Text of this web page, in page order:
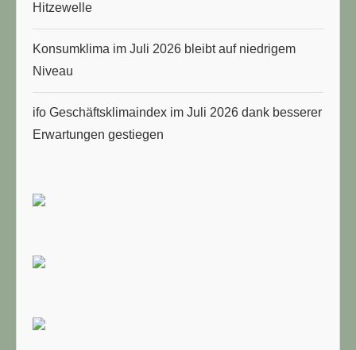
Hitzewelle
Konsumklima im Juli 2026 bleibt auf niedrigem
Niveau
ifo Geschäftsklimaindex im Juli 2026 dank besserer
Erwartungen gestiegen